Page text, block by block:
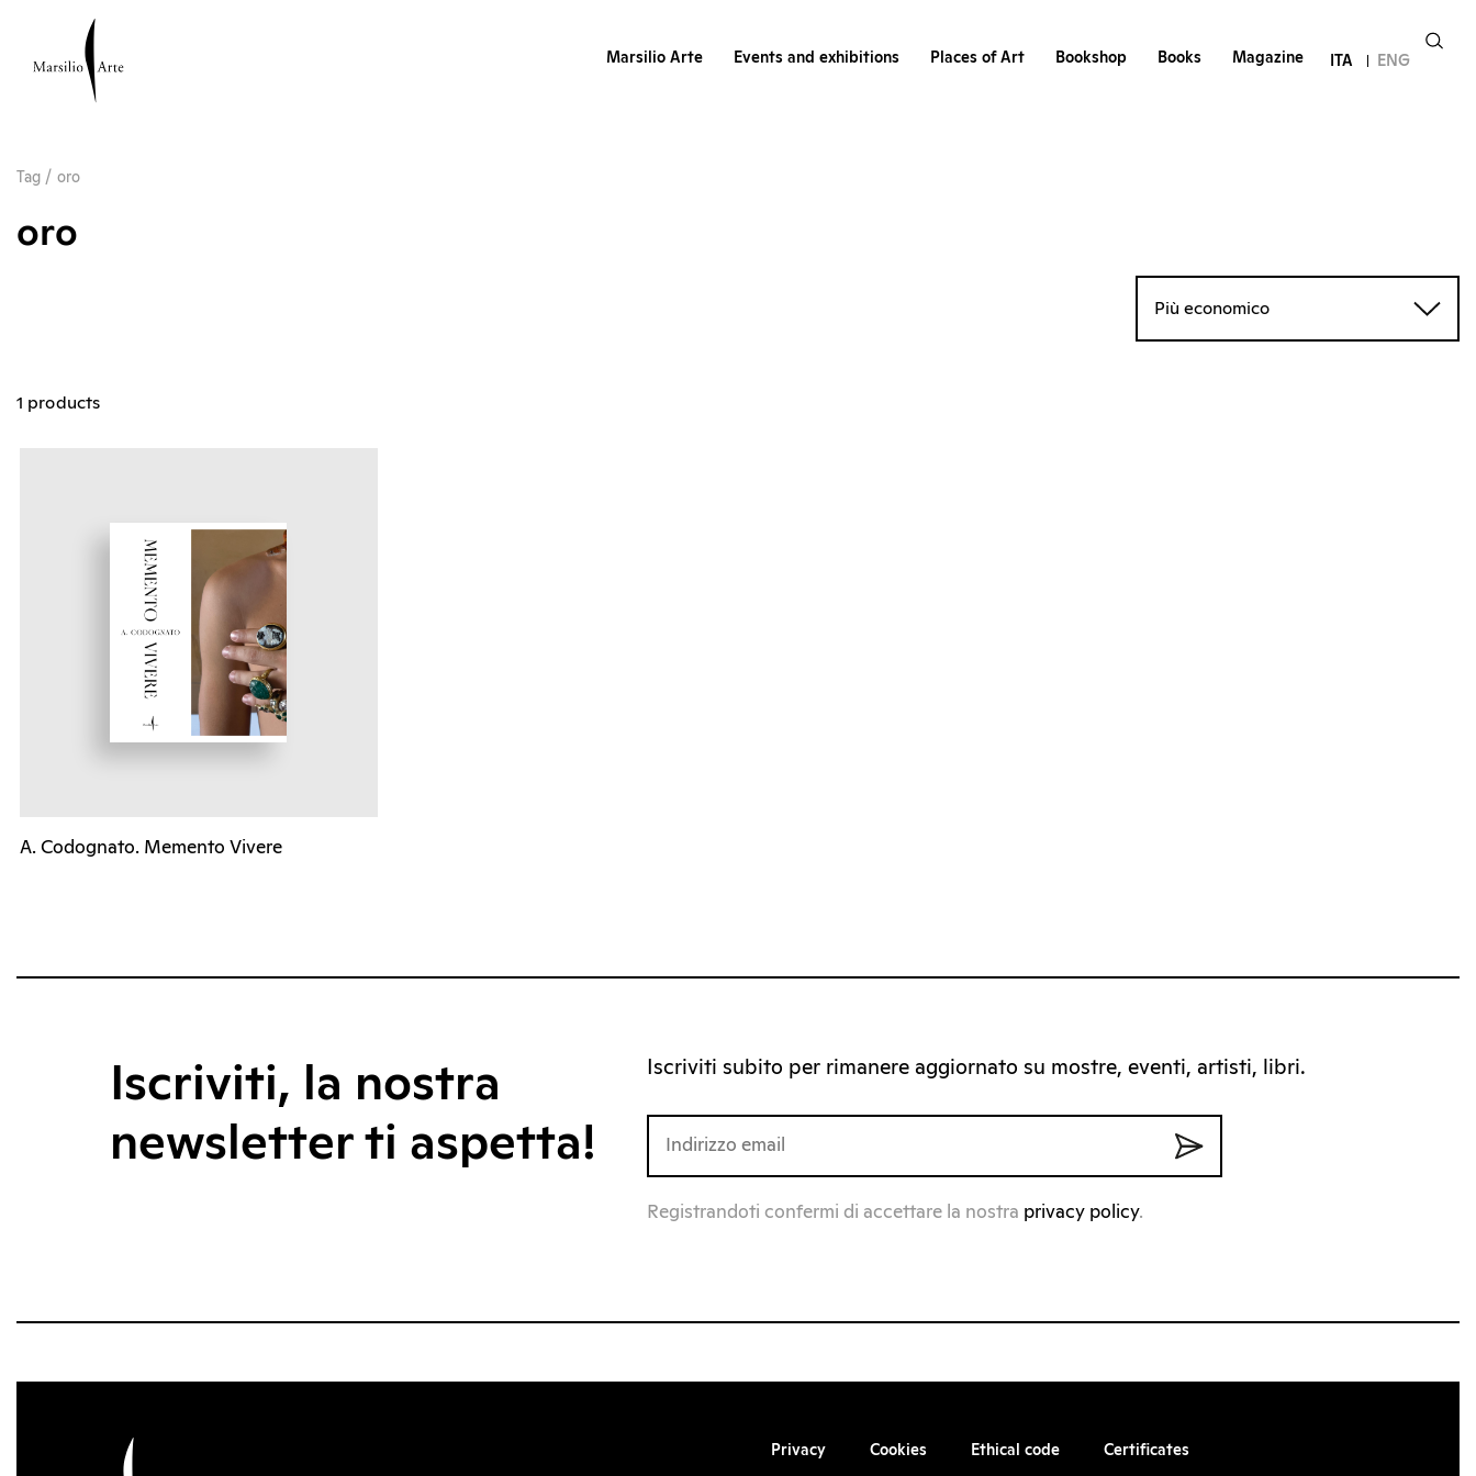
Marsilio Arte Events and exhibitions Places of Art Bookshop Books Magazine ITA ENG
Tag / oro
oro
Più economico
1 products
A. Codognato. Memento Vivere
Iscriviti, la nostra
newsletter ti aspetta!
Iscriviti subito per rimanere aggiornato su mostre, eventi, artisti, libri.
Registrandoti confermi di accettare la nostra privacy policy.
Privacy Cookies Ethical code Certificates